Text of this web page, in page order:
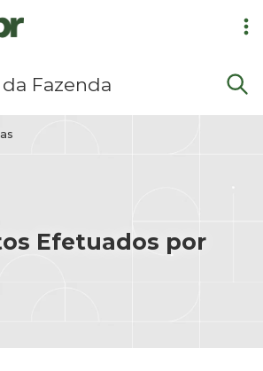
da Fazenda
Efetuados por